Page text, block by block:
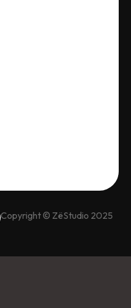
Copyright © ZëStudio 2025